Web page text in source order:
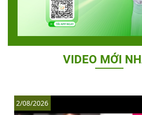
VIDEO MỚI
2/08/2026